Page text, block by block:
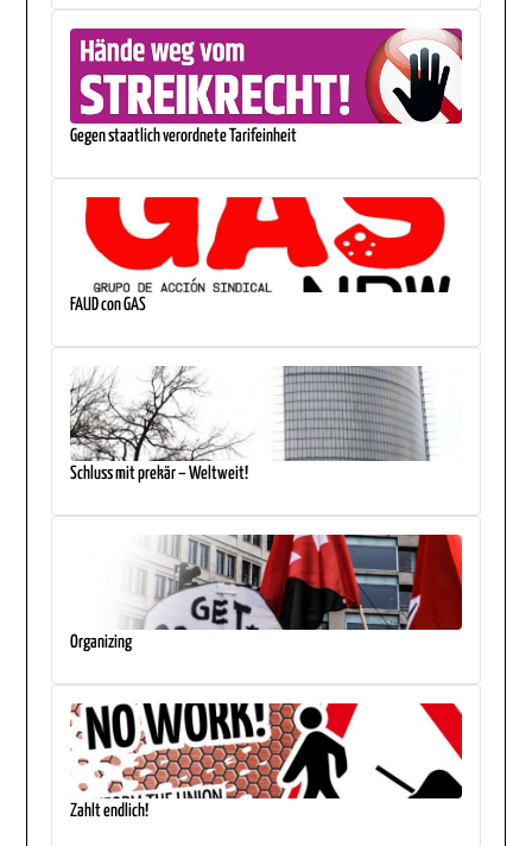
Gegen staatlich verordnete Tarifeinheit
FAUD con GAS
Schluss mit prekär – Weltweit!
Organizing
Zahlt endlich!